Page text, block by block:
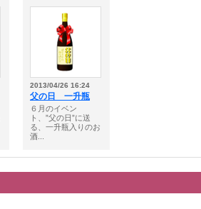
2013/04/26 16:24
父の日 一升瓶
６月のイベン
ト、”父の日”に送
る、一升瓶入りのお
酒...